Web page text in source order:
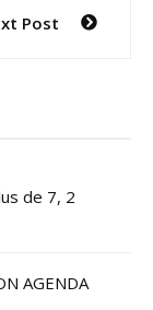
Post
de 7, 2
AGENDA